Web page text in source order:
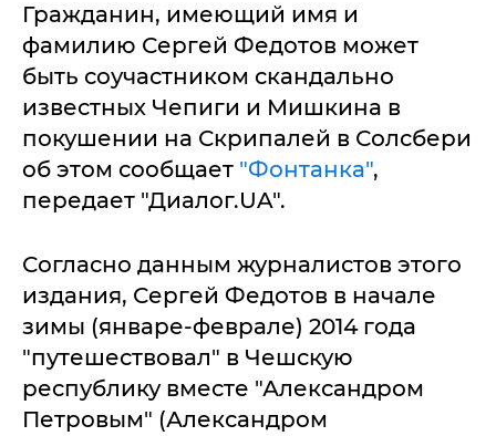
Гражданин, имеющий имя и
фамилию Сергей Федотов может
быть соучастником скандально
известных Чепиги и Мишкина в
покушении на Скрипалей в Солсбери
об этом сообщает "Фонтанка",
передает "Диалог.UA".
Согласно данным журналистов этого
издания, Сергей Федотов в начале
зимы (январе-феврале) 2014 года
"путешествовал" в Чешскую
республику вместе "Александром
Петровым" (Александром